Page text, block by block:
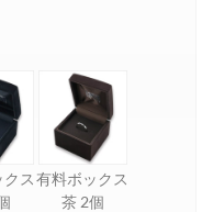
ス有料ボックス
茶 2個